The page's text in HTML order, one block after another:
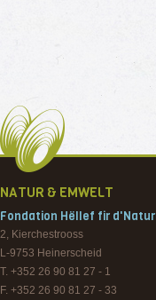
NATUR & EMWELT
Fondation Hëllef fir d'Natur
2, Kierchestrooss
L-9753 Heinerscheid
T. +352 26 90 81 27 - 1
F. +352 26 90 81 27 - 33